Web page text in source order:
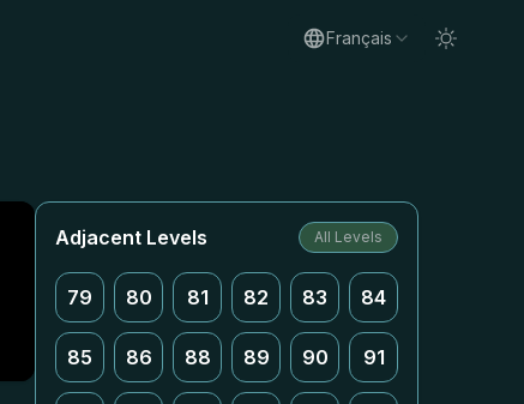
Français
Adjacent Levels All Levels
79 80 81 82 83 84
85 86 88 89 90 91